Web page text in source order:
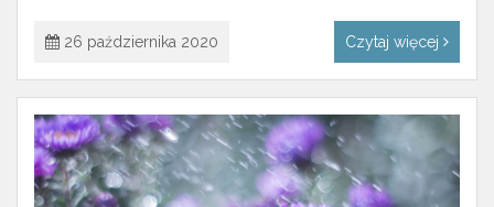
26 października 2020 Czytaj więcej